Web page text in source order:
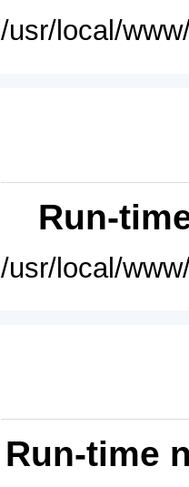
/usr/local/
Run-
/usr/local/
Run-time